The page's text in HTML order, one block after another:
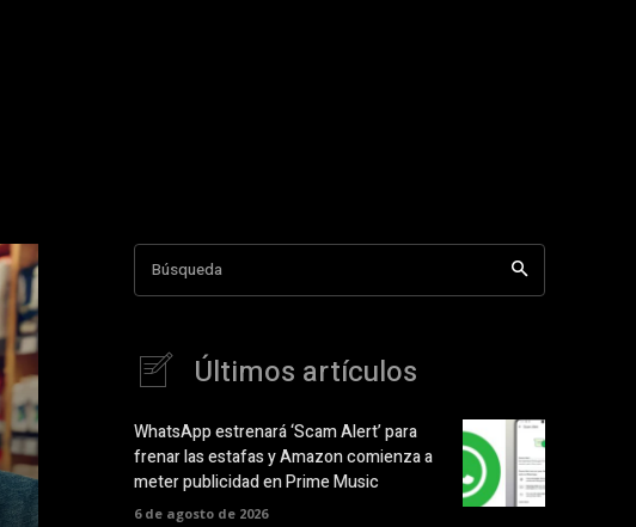
Búsqueda
Últimos artículos
WhatsApp estrenará ‘Scam Alert’ para
frenar las estafas y Amazon comienza a
meter publicidad en Prime Music
6 de agosto de 2026